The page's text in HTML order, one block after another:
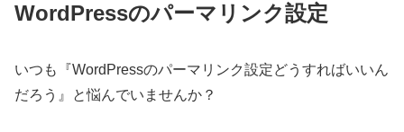
WordPressのパーマリンク設定
いつも『WordPressのパーマリンク設定どうすればいいん
だろう』と悩んでいませんか？